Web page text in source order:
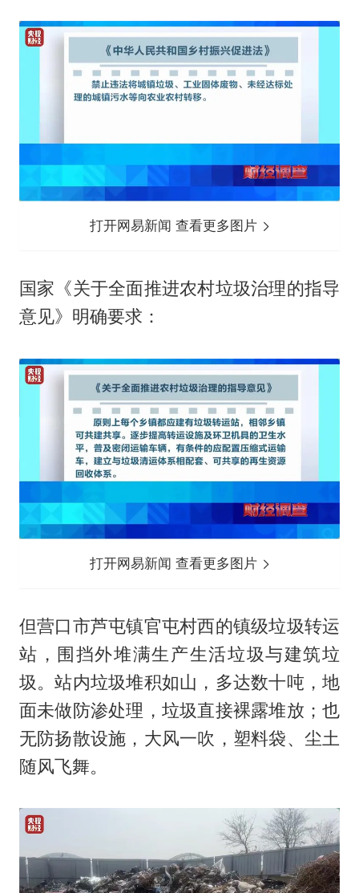
打开网易新闻 查看更多图片
国家《关于全面推进农村垃圾治理的指导
意见》明确要求：
打开网易新闻 查看更多图片
但营口市芦屯镇官屯村西的镇级垃圾转运
站，围挡外堆满生产生活垃圾与建筑垃
圾。站内垃圾堆积如山，多达数十吨，地
面未做防渗处理，垃圾直接裸露堆放；也
无防扬散设施，大风一吹，塑料袋、尘土
随风飞舞。